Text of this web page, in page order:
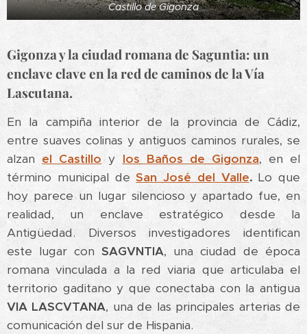
Castillo de Gigonza
Gigonza y la ciudad romana de Saguntia: un
enclave clave en la red de caminos de la Vía
Lascutana.
En la campiña interior de la provincia de Cádiz,
entre suaves colinas y antiguos caminos rurales, se
alzan el Castillo y los Baños de Gigonza, en el
término municipal deSan José del Valle. Lo que
hoy parece un lugar silencioso y apartado fue, en
realidad, un enclave estratégico desde la
Antigüedad. Diversos investigadores identifican
este lugar con SAGVNTIA, una ciudad de época
romana vinculada a la red viaria que articulaba el
territorio gaditano y que conectaba con la antigua
VIA LASCVTANA, una de las principales arterias de
comunicación del sur de Hispania.